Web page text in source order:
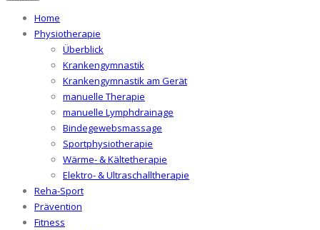
Home
Physiotherapie
Überblick
Krankengymnastik
Krankengymnastik am Gerät
manuelle Therapie
manuelle Lymphdrainage
Bindegewebsmassage
Sportphysiotherapie
Wärme- & Kältetherapie
Elektro- & Ultraschalltherapie
Reha-Sport
Prävention
Fitness